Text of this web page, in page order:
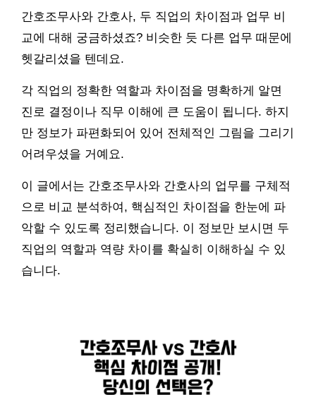
간호조무사와 간호사, 두 직업의 차이점과 업무 비
교에 대해 궁금하셨죠? 비슷한 듯 다른 업무 때문에
헷갈리셨을 텐데요.
각 직업의 정확한 역할과 차이점을 명확하게 알면
진로 결정이나 직무 이해에 큰 도움이 됩니다. 하지
만 정보가 파편화되어 있어 전체적인 그림을 그리기
어려우셨을 거예요.
이 글에서는 간호조무사와 간호사의 업무를 구체적
으로 비교 분석하여, 핵심적인 차이점을 한눈에 파
악할 수 있도록 정리했습니다. 이 정보만 보시면 두
직업의 역할과 역량 차이를 확실히 이해하실 수 있
습니다.